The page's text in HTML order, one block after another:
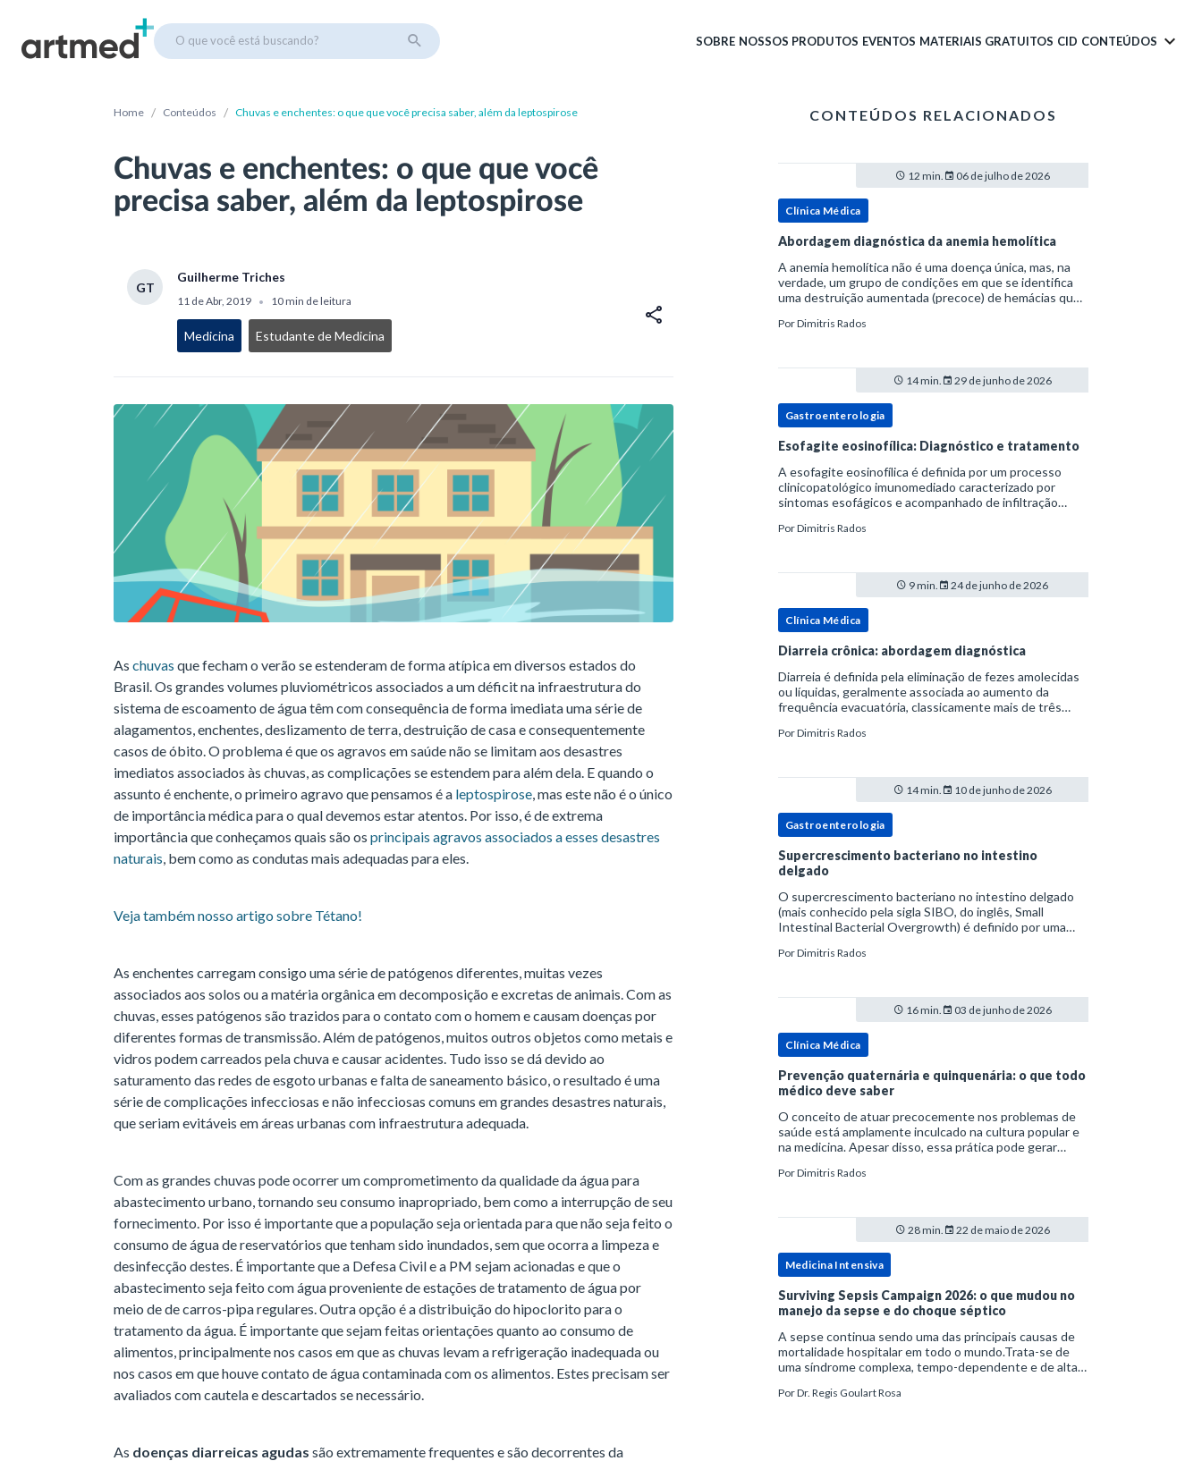
O que você está buscando? SOBRE NOSSOS PRODUTOS EVENTOS MATERIAIS GRATUITOS CID CONTEÚDOS
Home / Conteúdos / Chuvas e enchentes: o que que você precisa saber, além da leptospirose
Chuvas e enchentes: o que que você
precisa saber, além da leptospirose
GT
Guilherme Triches
11 de Abr, 2019 • 10 min de leitura
Medicina Estudante de Medicina
As chuvas que fecham o verão se estenderam de forma atípica em diversos estados do
Brasil. Os grandes volumes pluviométricos associados a um déficit na infraestrutura do
sistema de escoamento de água têm com consequência de forma imediata uma série de
alagamentos, enchentes, deslizamento de terra, destruição de casa e consequentemente
casos de óbito. O problema é que os agravos em saúde não se limitam aos desastres
imediatos associados às chuvas, as complicações se estendem para além dela. E quando o
assunto é enchente, o primeiro agravo que pensamos é a leptospirose, mas este não é o único
de importância médica para o qual devemos estar atentos. Por isso, é de extrema
importância que conheçamos quais são os principais agravos associados a esses desastres
naturais, bem como as condutas mais adequadas para eles.
Veja também nosso artigo sobre Tétano!
As enchentes carregam consigo uma série de patógenos diferentes, muitas vezes
associados aos solos ou a matéria orgânica em decomposição e excretas de animais. Com as
chuvas, esses patógenos são trazidos para o contato com o homem e causam doenças por
diferentes formas de transmissão. Além de patógenos, muitos outros objetos como metais e
vidros podem carreados pela chuva e causar acidentes. Tudo isso se dá devido ao
saturamento das redes de esgoto urbanas e falta de saneamento básico, o resultado é uma
série de complicações infecciosas e não infecciosas comuns em grandes desastres naturais,
que seriam evitáveis em áreas urbanas com infraestrutura adequada.
Com as grandes chuvas pode ocorrer um comprometimento da qualidade da água para
abastecimento urbano, tornando seu consumo inapropriado, bem como a interrupção de seu
fornecimento. Por isso é importante que a população seja orientada para que não seja feito o
consumo de água de reservatórios que tenham sido inundados, sem que ocorra a limpeza e
desinfecção destes. É importante que a Defesa Civil e a PM sejam acionadas e que o
abastecimento seja feito com água proveniente de estações de tratamento de água por
meio de de carros-pipa regulares. Outra opção é a distribuição do hipoclorito para o
tratamento da água. É importante que sejam feitas orientações quanto ao consumo de
alimentos, principalmente nos casos em que as chuvas levam a refrigeração inadequada ou
nos casos em que houve contato de água contaminada com os alimentos. Estes precisam ser
avaliados com cautela e descartados se necessário.
As doenças diarreicas agudas são extremamente frequentes e são decorrentes da
CONTEÚDOS RELACIONADOS
12 min. 06 de julho de 2026
Clínica Médica
Abordagem diagnóstica da anemia hemolítica
A anemia hemolítica não é uma doença única, mas, na
verdade, um grupo de condições em que se identifica
uma destruição aumentada (precoce) de hemácias que
óssea.Como a vida média normal da hemácia é de apro
PorDimitris Rados
14 min. 29 de junho de 2026
Gastroenterologia
Esofagite eosinofílica: Diagnóstico e tratamento
A esofagite eosinofílica é definida por um processo
clinicopatológico imunomediado caracterizado por
sintomas esofágicos e acompanhado de infiltração
dentro do espectro da doença do refluxo gastr
PorDimitris Rados
9 min. 24 de junho de 2026
Clínica Médica
Diarreia crônica: abordagem diagnóstica
Diarreia é definida pela eliminação de fezes amolecidas
ou líquidas, geralmente associada ao aumento da
frequência evacuatória, classicamente mais de três
prática, a consistência das fezes costuma s
PorDimitris Rados
14 min. 10 de junho de 2026
Gastroenterologia
Supercrescimento bacteriano no intestino
delgado
O supercrescimento bacteriano no intestino delgado
(mais conhecido pela sigla SIBO, do inglês, Small
Intestinal Bacterial Overgrowth) é definido por uma
específica de disbiose do trato digestivo. P
PorDimitris Rados
16 min. 03 de junho de 2026
Clínica Médica
Prevenção quaternária e quinquenária: o que todo
médico deve saber
O conceito de atuar precocemente nos problemas de
saúde está amplamente inculcado na cultura popular e
na medicina. Apesar disso, essa prática pode gerar
tratamentos podem advir de prevenção excessiva
PorDimitris Rados
28 min. 22 de maio de 2026
Medicina Intensiva
Surviving Sepsis Campaign 2026: o que mudou no
manejo da sepse e do choque séptico
A sepse continua sendo uma das principais causas de
mortalidade hospitalar em todo o mundo.Trata-se de
uma síndrome complexa, tempo-dependente e de alta
manejo estruturado são determinantes para o desfe
PorDr. Regis Goulart Rosa